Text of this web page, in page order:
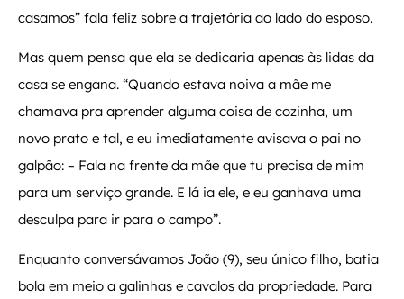
casamos” fala feliz sobre a trajetória ao lado do esposo.
Mas quem pensa que ela se dedicaria apenas às lidas da
casa se engana. “Quando estava noiva a mãe me
chamava pra aprender alguma coisa de cozinha, um
novo prato e tal, e eu imediatamente avisava o pai no
galpão: – Fala na frente da mãe que tu precisa de mim
para um serviço grande. E lá ia ele, e eu ganhava uma
desculpa para ir para o campo”.
Enquanto conversávamos João (9), seu único filho, batia
bola em meio a galinhas e cavalos da propriedade. Para